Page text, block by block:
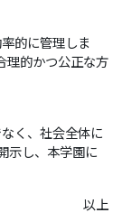
的に管理しま
理的かつ公正な方
く、社会全体に
示し、本学園に
以上